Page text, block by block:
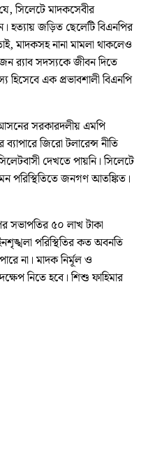
সিলেটে মাদকসেবীর
হত্যায় জড়িত ছেলেটি বিএনপির
মাদকসহ নানা মামলা থাকলেও
র‍্যাব সদস্যকে জীবন দিতে
হিসেবে এক প্রভাবশালী বিএনপি
সরকারদলীয় এমপি
জিরো টলারেন্স নীতি
দেখতে পায়নি। সিলেটে
পরিস্থিতিতে জনগণ আতঙ্কিত।
সভাপতির ৫০ লাখ টাকা
পরিস্থিতির কত অবনতি
না। মাদক নির্মূল ও
নিতে হবে। শিশু ফাহিমার